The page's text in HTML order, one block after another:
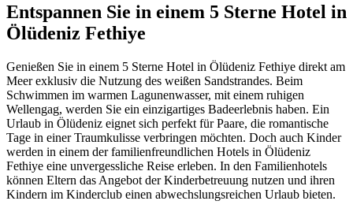
Entspannen Sie in einem 5 Sterne Hotel in
Ölüdeniz Fethiye
Genießen Sie in einem 5 Sterne Hotel in Ölüdeniz Fethiye direkt am
Meer exklusiv die Nutzung des weißen Sandstrandes. Beim
Schwimmen im warmen Lagunenwasser, mit einem ruhigen
Wellengag, werden Sie ein einzigartiges Badeerlebnis haben. Ein
Urlaub in Ölüdeniz eignet sich perfekt für Paare, die romantische
Tage in einer Traumkulisse verbringen möchten. Doch auch Kinder
werden in einem der familienfreundlichen Hotels in Ölüdeniz
Fethiye eine unvergessliche Reise erleben. In den Familienhotels
können Eltern das Angebot der Kinderbetreuung nutzen und ihren
Kindern im Kinderclub einen abwechslungsreichen Urlaub bieten.